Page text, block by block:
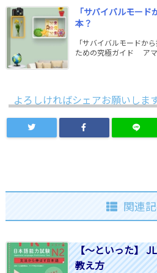
「サバイバルモー
本？
「サバイバルモードか
ための究極ガイド ア
よろしければシェアお願いしま
関連
【～といった】
教え方